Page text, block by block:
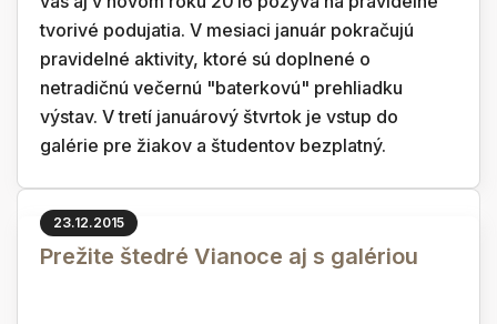
tvorivé podujatia. V mesiaci január pokračujú
pravidelné aktivity, ktoré sú doplnené o
netradičnú večernú "baterkovú" prehliadku
výstav. V tretí januárový štvrtok je vstup do
galérie pre žiakov a študentov bezplatný.
23.12.2015
Prežite štedré Vianoce aj s galériou